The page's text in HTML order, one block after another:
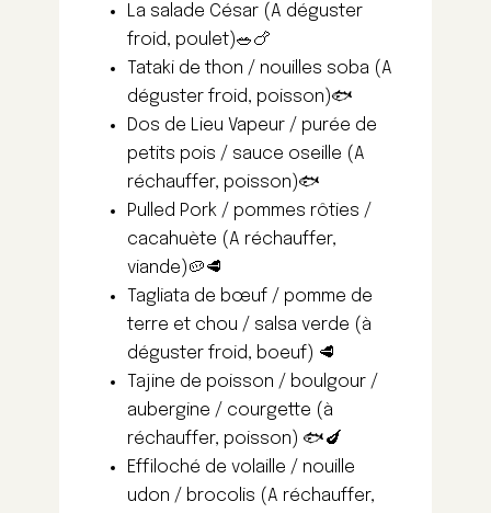
La salade César (A déguster
froid, poulet)🥗🍗
Tataki de thon / nouilles soba (A
déguster froid, poisson)🐟
Dos de Lieu Vapeur / purée de
petits pois / sauce oseille (A
réchauffer, poisson)🐟
Pulled Pork / pommes rôties /
cacahuète (A réchauffer,
viande)🥔🥩
Tagliata de bœuf / pomme de
terre et chou / salsa verde (à
déguster froid, boeuf) 🥩
Tajine de poisson / boulgour /
aubergine / courgette (à
réchauffer, poisson) 🐟🍆
Effiloché de volaille / nouille
udon / brocolis (A réchauffer,